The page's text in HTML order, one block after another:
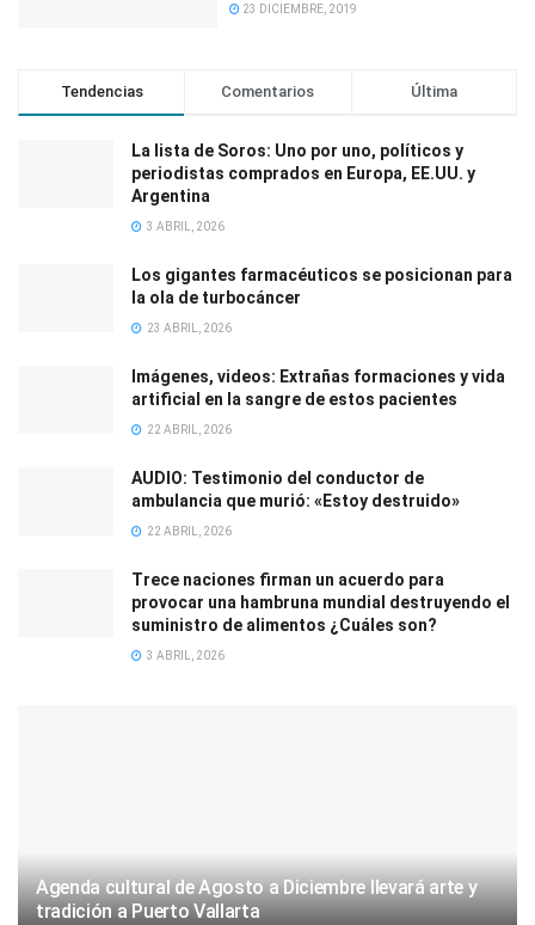
23 DICIEMBRE, 2019
Tendencias Comentarios Última
La lista de Soros: Uno por uno, políticos y
periodistas comprados en Europa, EE.UU. y
Argentina
3 ABRIL, 2026
Los gigantes farmacéuticos se posicionan para
la ola de turbocáncer
23 ABRIL, 2026
Imágenes, videos: Extrañas formaciones y vida
artificial en la sangre de estos pacientes
22 ABRIL, 2026
AUDIO: Testimonio del conductor de
ambulancia que murió: «Estoy destruido»
22 ABRIL, 2026
Trece naciones firman un acuerdo para
provocar una hambruna mundial destruyendo el
suministro de alimentos ¿Cuáles son?
3 ABRIL, 2026
Agenda cultural de Agosto a Diciembre llevará arte y
tradición a Puerto Vallarta